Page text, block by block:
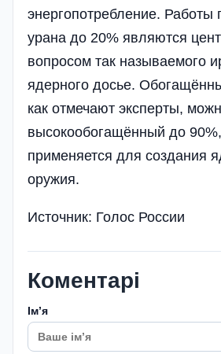
энергопотребление.
урана до 20% являются
вопросом так называемого
ядерного досье.
как отмечают эксперты,
высокообогащённый до
применяется для создания
оружия.
Источник: Голос России
Коментарі
Імʼя